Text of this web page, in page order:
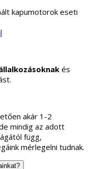
kapumotorok eseti
és
akár 1-2
mindig az adott
függ,
mérlegelni tudnak.